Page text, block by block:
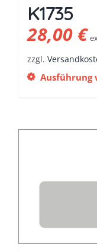
K1735
28,00€
zzgl.
Ausführung